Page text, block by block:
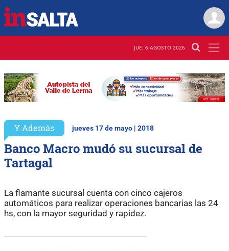
JUE. 6 AGOSTO 2026
Y Además jueves 17 de mayo | 2018
Banco Macro mudó su sucursal de
Tartagal
La flamante sucursal cuenta con cinco cajeros
automáticos para realizar operaciones bancarias las 24
hs, con la mayor seguridad y rapidez.